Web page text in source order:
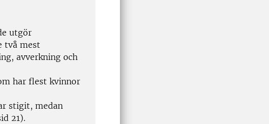
utgör
två mest
avverkning och
har flest kvinnor
stigit, medan
21).